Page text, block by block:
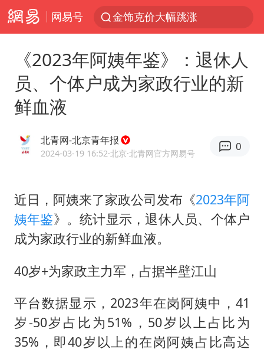
网易号
金饰克价大幅跳涨
多地要求领导干部带头休假
24小时不关空调 电费会更低吗
浙江舟山21条水上客运航线停航
号召领导带头休假 是大家不想休吗
中国五箭齐发反制美国
空调发明出来竟然不是为了给人降温
中国经济展现强大韧性和活力
《2023年阿姨年鉴》：退休人
员、个体户成为家政行业的新
鲜血液
北青网-北京青年报
2024-03-19 16:52·北京·北青网官方网易号
0
近日，阿姨来了家政公司发布《2023年阿
姨年鉴》。统计显示，退休人员、个体户
成为家政行业的新鲜血液。
40岁+为家政主力军，占据半壁江山
平台数据显示，2023年在岗阿姨中，41
岁-50岁占比为51%，50岁以上占比为
35%，即40岁以上的在岗阿姨占比高达